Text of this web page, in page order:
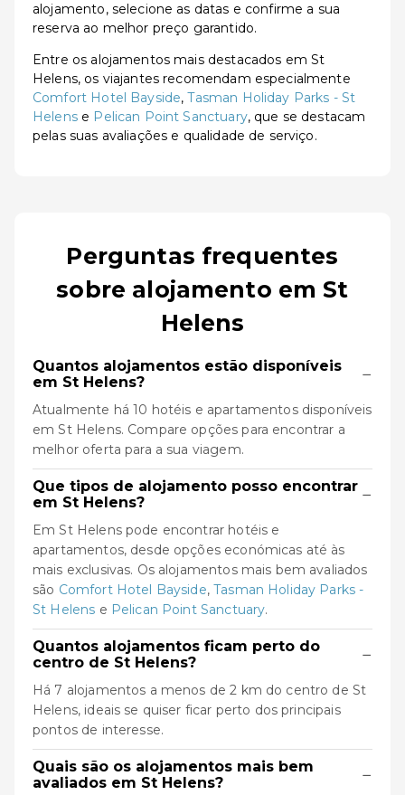
alojamento, selecione as datas e confirme a sua
reserva ao melhor preço garantido.
Entre os alojamentos mais destacados em St
Helens, os viajantes recomendam especialmente
Comfort Hotel Bayside,Tasman Holiday Parks - St
Helense Pelican Point Sanctuary, que se destacam
pelas suas avaliações e qualidade de serviço.
Perguntas frequentes
sobre alojamento em St
Helens
Quantos alojamentos estão disponíveis
em St Helens?
−
Atualmente há 10 hotéis e apartamentos disponíveis
em St Helens. Compare opções para encontrar a
melhor oferta para a sua viagem.
Que tipos de alojamento posso encontrar
em St Helens?
−
Em St Helens pode encontrar hotéis e
apartamentos, desde opções económicas até às
mais exclusivas. Os alojamentos mais bem avaliados
são Comfort Hotel Bayside,Tasman Holiday Parks -
St Helens e Pelican Point Sanctuary.
Quantos alojamentos ficam perto do
centro de St Helens?
−
Há 7 alojamentos a menos de 2 km do centro de St
Helens, ideais se quiser ficar perto dos principais
pontos de interesse.
Quais são os alojamentos mais bem
avaliados em St Helens?
−